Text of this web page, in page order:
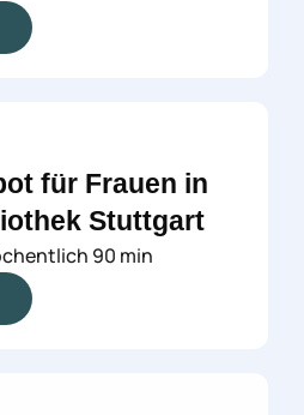
für Frauen in
Stuttgart
90 min